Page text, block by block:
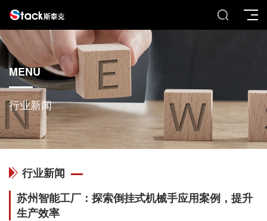
MENU
行业新闻
行业新闻
苏州智能工厂：探索倒挂式机械手应用案例，提升
生产效率